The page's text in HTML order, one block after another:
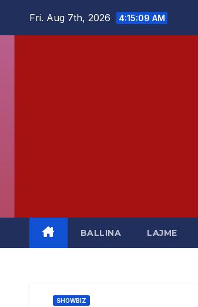
Fri. Aug 7th, 2026 4:15:10 AM
BALLINA LAJME
SHOWBIZ